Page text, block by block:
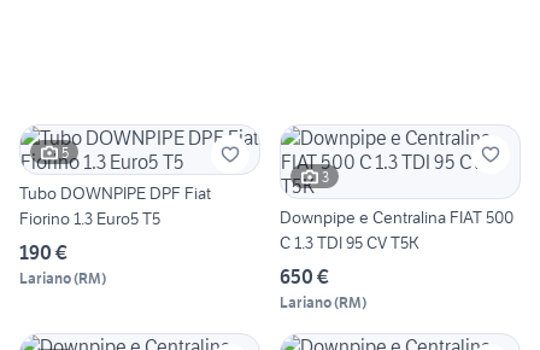
5
Tubo DOWNPIPE DPF Fiat
Fiorino 1.3 Euro5 T5
190 €
Lariano(RM)
3
Downpipe e Centralina FIAT 500
C 1.3 TDI 95 CV T5K
650 €
Lariano(RM)